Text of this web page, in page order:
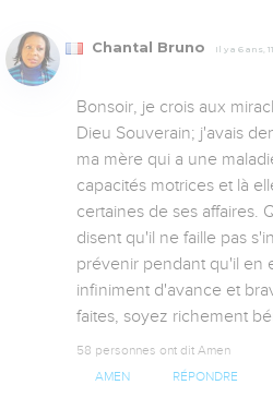
Chantal Bruno Il y a 6 ans,
Bonsoir, je crois aux
Dieu Souverain; j'avais
ma mère qui a une
capacités motrices et là
certaines de ses affaires.
disent qu'il ne faille pas
prévenir pendant qu'il en
infiniment d'avance et
faites, soyez richement
58 personnes ont dit Amen
AMEN RÉPONDRE